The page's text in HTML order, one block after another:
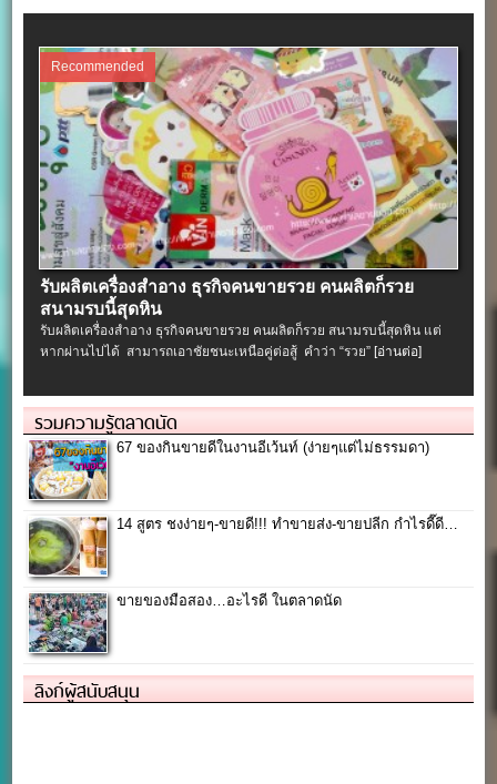
Recommended
รับผลิตเครื่องสําอาง ธุรกิจคนขายรวย คนผลิตก็รวย
สนามรบนี้สุดหิน
รับผลิตเครื่องสําอาง ธุรกิจคนขายรวย คนผลิตก็รวย สนามรบนี้สุดหิน แต่
หากผ่านไปได้ สามารถเอาชัยชนะเหนือคู่ต่อสู้ คำว่า “รวย” [อ่านต่อ]
รวมความรู้ตลาดนัด
67 ของกินขายดีในงานอีเว้นท์ (ง่ายๆแต่ไม่ธรรมดา)
14 สูตร ชงง่ายๆ-ขายดี!!! ทำขายส่ง-ขายปลีก กำไรดี๊ดี…
ขายของมือสอง…อะไรดี ในตลาดนัด
ลิงก์ผู้สนับสนุน